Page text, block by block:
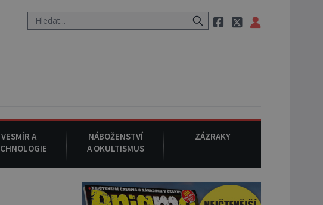
látka neznámého původu. : Na americké městečko
VESMÍR A
NÁBOŽENSTVÍ
A OKULTISMUS
ZÁZRAKY